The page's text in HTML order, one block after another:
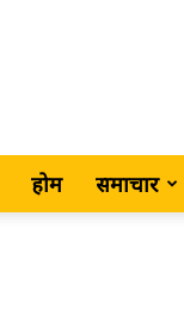
होम समाचार